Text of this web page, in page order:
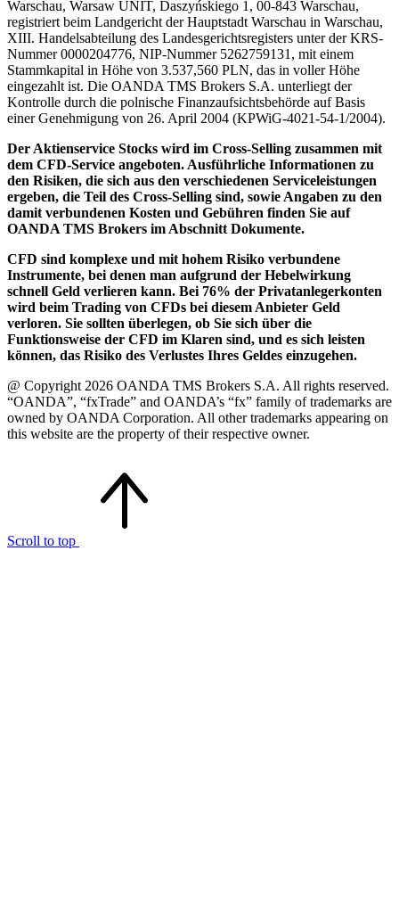
Warschau, Warsaw UNIT, Daszyńskiego 1, 00-843 Warschau,
registriert beim Landgericht der Hauptstadt Warschau in Warschau,
XIII. Handelsabteilung des Landesgerichtsregisters unter der KRS-
Nummer 0000204776, NIP-Nummer 5262759131, mit einem
Stammkapital in Höhe von 3.537,560 PLN, das in voller Höhe
eingezahlt ist. Die OANDA TMS Brokers S.A. unterliegt der
Kontrolle durch die polnische Finanzaufsichtsbehörde auf Basis
einer Genehmigung von 26. April 2004 (KPWiG-4021-54-1/2004).
Der Aktienservice Stocks wird im Cross-Selling zusammen mit
dem CFD-Service angeboten. Ausführliche Informationen zu
den Risiken, die sich aus den verschiedenen Serviceleistungen
ergeben, die Teil des Cross-Selling sind, sowie Angaben zu den
damit verbundenen Kosten und Gebühren finden Sie auf
OANDA TMS Brokers im Abschnitt Dokumente.
CFD sind komplexe und mit hohem Risiko verbundene
Instrumente, bei denen man aufgrund der Hebelwirkung
schnell Geld verlieren kann. Bei 76% der Privatanlegerkonten
wird beim Trading von CFDs bei diesem Anbieter Geld
verloren. Sie sollten überlegen, ob Sie sich über die
Funktionsweise der CFD im Klaren sind, und es sich leisten
können, das Risiko des Verlustes Ihres Geldes einzugehen.
@ Copyright 2026 OANDA TMS Brokers S.A. All rights reserved.
“OANDA”, “fxTrade” and OANDA’s “fx” family of trademarks are
owned by OANDA Corporation. All other trademarks appearing on
this website are the property of their respective owner.
Scroll to top